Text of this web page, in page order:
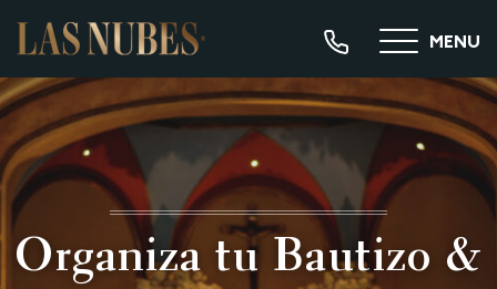
MENU
Organiza tu Bautizo &